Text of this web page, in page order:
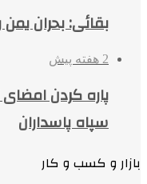
بقائی: بحران
2 هفته پیش
پاره کردن
سپاه پاسداران
بازار و کسب و کار